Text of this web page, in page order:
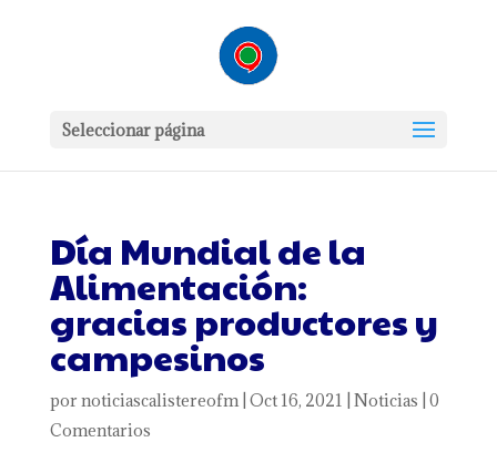
Seleccionar página
Día Mundial de la
Alimentación:
gracias productores y
campesinos
por noticiascalistereofm| Oct 16, 2021 Noticias 0
Comentarios